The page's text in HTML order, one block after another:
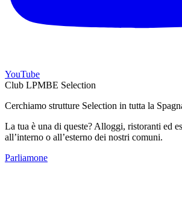
YouTube
Club LPMBE Selection
Cerchiamo strutture Selection in tutta la
La tua è una di queste? Alloggi, ristoranti ed
all’interno o all’esterno dei nostri comuni.
Parliamone